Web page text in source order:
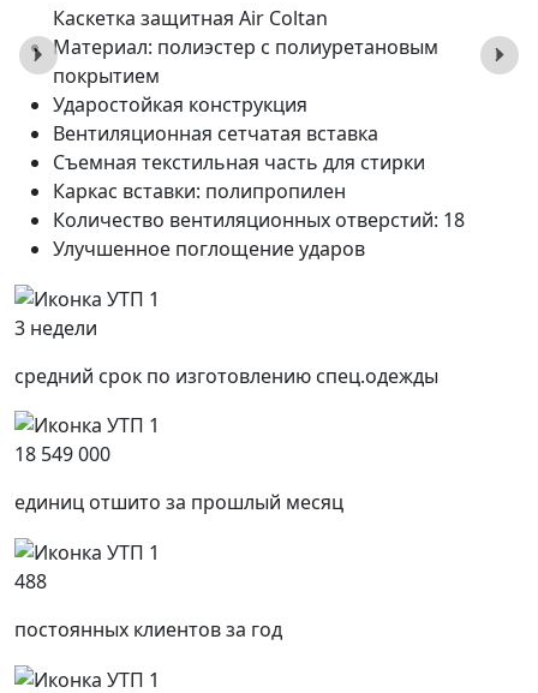
Каскетка защитная Air Coltan
Материал: полиэстер с полиуретановым
покрытием
Ударостойкая конструкция
Вентиляционная сетчатая вставка
Съемная текстильная часть для стирки
Каркас вставки: полипропилен
Количество вентиляционных отверстий: 18
Улучшенное поглощение ударов
3 недели
средний срок по изготовлению спец.одежды
18 549 000
единиц отшито за прошлый месяц
488
постоянных клиентов за год